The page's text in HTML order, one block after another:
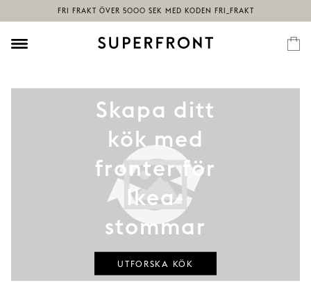
Skapa ditt
kök med
fronter för
Ikea-
stommar
UTFORSKA KÖK